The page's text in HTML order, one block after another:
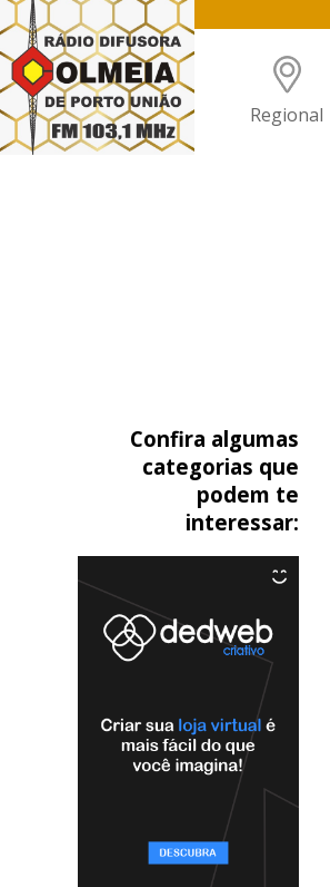
Regional
Confira algumas
categorias que
podem te
interessar: